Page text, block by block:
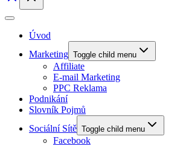
Úvod
Marketing Toggle child menu
Affiliate
E-mail Marketing
PPC Reklama
Podnikání
Slovník Pojmů
Sociální Sítě Toggle child menu
Facebook